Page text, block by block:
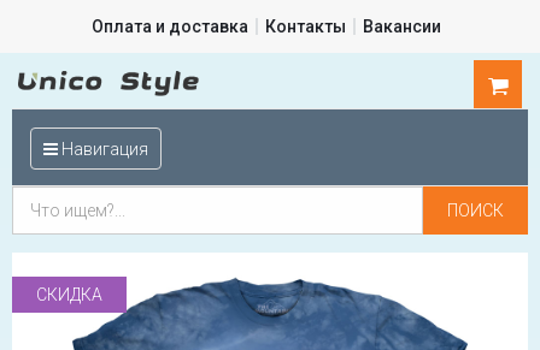
Оплата и доставка Контакты Вакансии
Навигация
СКИДКА